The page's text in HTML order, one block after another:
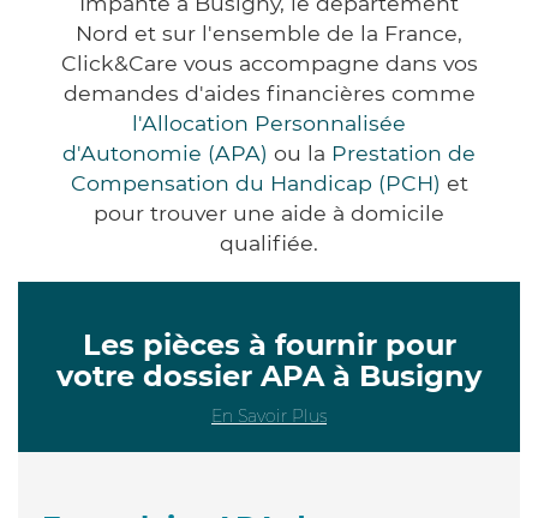
Nord et sur l'ensemble de la France,
Click&Care vous accompagne dans vos
demandes d'aides financières comme
l'Allocation Personnalisée
d'Autonomie (APA) ou la Prestation de
Compensation du Handicap (PCH) et
pour trouver une aide à domicile
qualifiée.
Les pièces à fournir pour
votre dossier APA à Busigny
En Savoir Plus